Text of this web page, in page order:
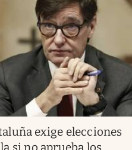
exige elecciones
si no aprueba los